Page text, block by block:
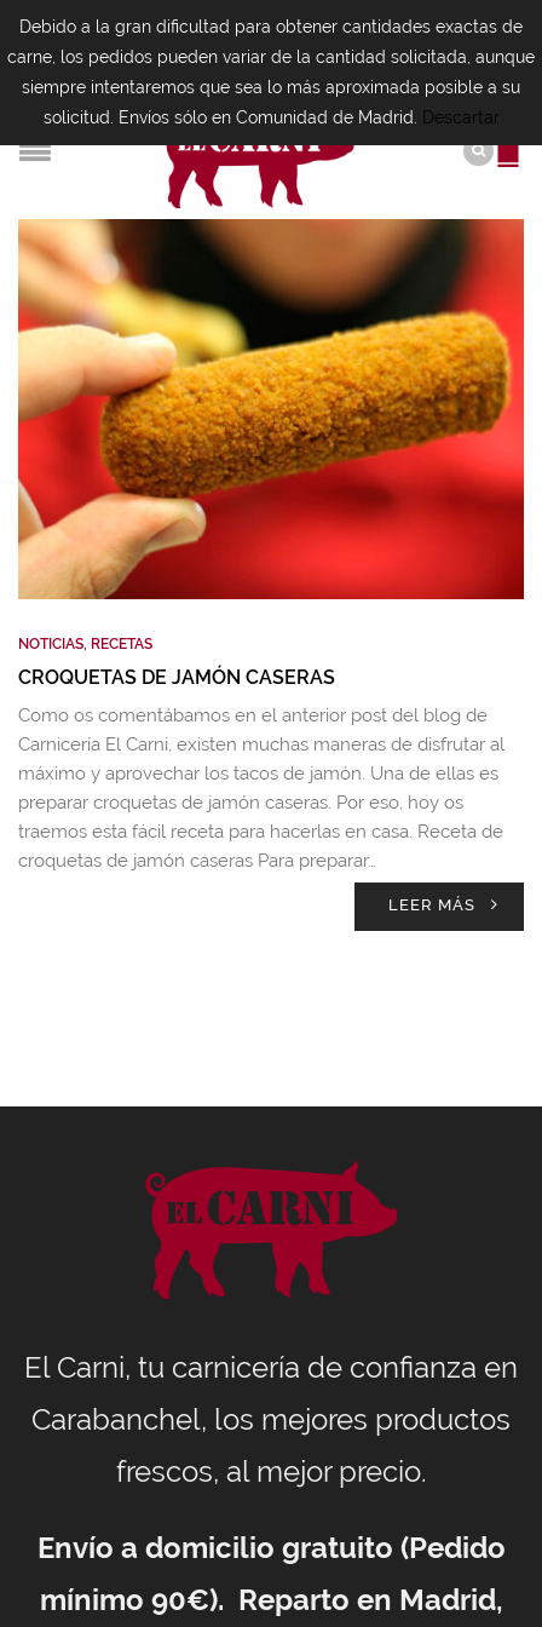
NOTICIAS, RECETAS
CROQUETAS DE JAMÓN CASERAS
Como os comentábamos en el anterior post del blog de
Carnicería El Carni, existen muchas maneras de disfrutar al
máximo y aprovechar los tacos de jamón. Una de ellas es
preparar croquetas de jamón caseras. Por eso, hoy os
traemos esta fácil receta para hacerlas en casa. Receta de
croquetas de jamón caseras Para preparar…
LEER MÁS
El Carni, tu carnicería de confianza en
Carabanchel, los mejores productos
frescos, al mejor precio.
Envío a domicilio gratuito (Pedido
mínimo 90€). Reparto en Madrid,
Debido a la gran dificultad para obtener cantidades exactas de
carne, los pedidos pueden variar de la cantidad solicitada, aunque
siempre intentaremos que sea lo más aproximada posible a su
solicitud. Envíos sólo en Comunidad de Madrid.
Descartar